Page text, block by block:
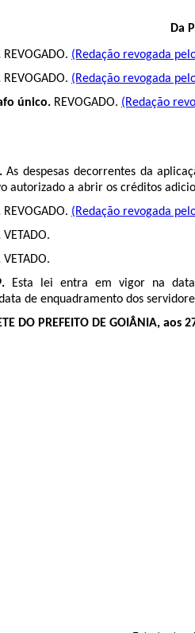
Da
REVOGADO. (Redação revogada
REVOGADO. (Redação revogada
único.REVOGADO. (Redação
As despesas decorrentes da
autorizado a abrir os créditos
REVOGADO. (Redação revogada
VETADO.
VETADO.
Esta lei entra em vigor na data
de enquadramento dos
DO PREFEITO DE GOIÂNIA,